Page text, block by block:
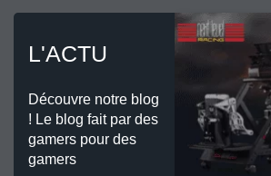
L'ACTU
Découvre notre blog
! Le blog fait par des
gamers pour des
gamers